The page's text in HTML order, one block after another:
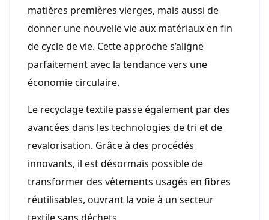
matières premières vierges, mais aussi de
donner une nouvelle vie aux matériaux en fin
de cycle de vie. Cette approche s’aligne
parfaitement avec la tendance vers une
économie circulaire.
Le recyclage textile passe également par des
avancées dans les technologies de tri et de
revalorisation. Grâce à des procédés
innovants, il est désormais possible de
transformer des vêtements usagés en fibres
réutilisables, ouvrant la voie à un secteur